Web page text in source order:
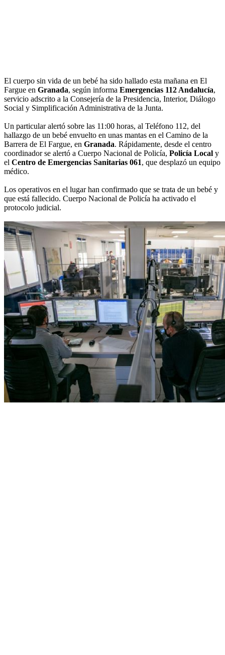
El cuerpo sin vida de un bebé ha sido hallado esta mañana en El
Fargue en Granada, según informa Emergencias 112 Andalucía,
servicio adscrito a la Consejería de la Presidencia, Interior, Diálogo
Social y Simplificación Administrativa de la Junta.
Un particular alertó sobre las 11:00 horas, al Teléfono 112, del
hallazgo de un bebé envuelto en unas mantas en el Camino de la
Barrera de El Fargue, en Granada. Rápidamente, desde el centro
coordinador se alertó a Cuerpo Nacional de Policía, Policía Local y
el Centro de Emergencias Sanitarias 061, que desplazó un equipo
médico.
Los operativos en el lugar han confirmado que se trata de un bebé y
que está fallecido. Cuerpo Nacional de Policía ha activado el
protocolo judicial.